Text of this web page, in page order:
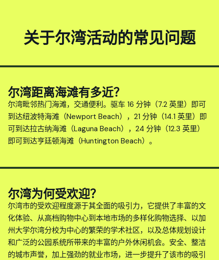
关于尔湾活动的常见问题
尔湾距离海滩有多近？
尔湾毗邻热门海滩，交通便利。驱车 16 分钟（7.2 英里）即可
到达纽波特海滩（Newport Beach），21 分钟（14.1 英里）即
可到达拉古纳海滩（Laguna Beach），24 分钟（12.3 英里）
即可到达亨廷顿海滩（Huntington Beach）。
尔湾为何受欢迎？
尔湾市的受欢迎程度源于其全面的吸引力，它提供了丰富的文
化体验、从高档购物中心到本地市场的多样化购物选择、以加
州大学尔湾分校为中心的繁荣的学术社区，以及总体规划设计
和广泛的公园系统所带来的丰富的户外休闲机会。安全、整洁
的城市声誉，加上强劲的就业市场，进一步提升了该市的吸引